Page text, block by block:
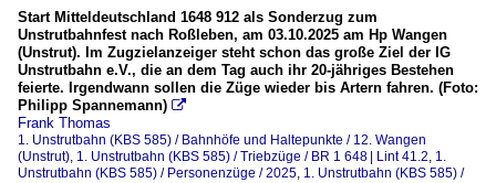
Start Mitteldeutschland 1648 912 als Sonderzug zum
Unstrutbahnfest nach Roßleben, am 03.10.2025 am Hp Wangen
(Unstrut). Im Zugzielanzeiger steht schon das große Ziel der IG
Unstrutbahn e.V., die an dem Tag auch ihr 20-jähriges Bestehen
feierte. Irgendwann sollen die Züge wieder bis Artern fahren. (Foto:
Philipp Spannemann) 
Frank Thomas
1. Unstrutbahn (KBS 585) / Bahnhöfe und Haltepunkte / 12. Wangen
(Unstrut) 1. Unstrutbahn (KBS 585) / Triebzüge / BR 1 648 | Lint 41.2 1.
Unstrutbahn (KBS 585) / Personenzüge / 2025 1. Unstrutbahn (KBS 585) /